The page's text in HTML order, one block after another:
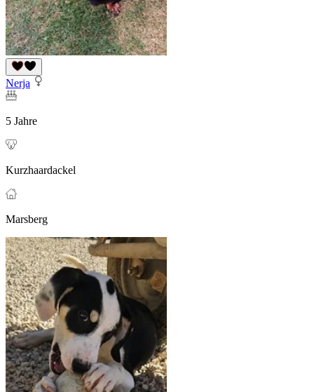
Nerja
5 Jahre
Kurzhaardackel
Marsberg